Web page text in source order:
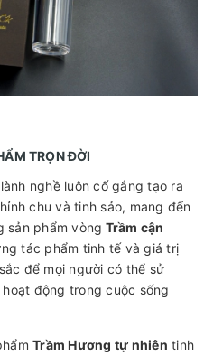
TRỌN ĐỜI
nghề luôn cố gắng tạo ra
chu và tinh sảo, mang đến
sản phẩm vòng Trầm cận
tác phẩm tinh tế và giá trị
để mọi người có thể sử
động trong cuộc sống
Trầm Hương tự nhiên tinh